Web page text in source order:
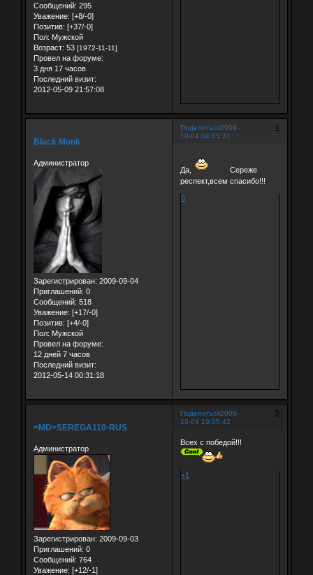
Сообщений: 295
Уважение: [+8/-0]
Позитив: [+37/-0]
Пол: Мужской
Возраст: 53 [1972-11-11]
Провел на форуме:
3 дня 17 часов
Последний визит:
2012-05-09 21:57:08
Поделиться 4
2009-
10-04 04:05:31
Black Monk
Администратор
Зарегистрирован: 2009-09-04
Приглашений: 0
Сообщений: 518
Уважение: [+17/-0]
Позитив: [+4/-0]
Пол: Мужской
Провел на форуме:
12 дней 7 часов
Последний визит:
2012-05-14 00:31:18
Да,
Сереже
респект,всем спасибо!!!
0
Поделиться 5
2009-
10-04 10:05:42
<MD>SEREGA110-RUS
Администратор
Зарегистрирован: 2009-09-03
Приглашений: 0
Сообщений: 764
Уважение: [+12/-1]
Всех с победой!!!
+1